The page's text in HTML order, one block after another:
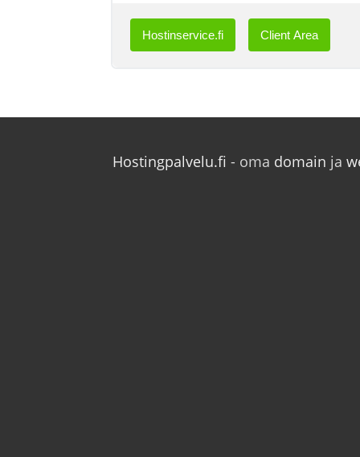
Hostinservice.fi Client Area
Hostingpalvelu.fi - oma domain ja